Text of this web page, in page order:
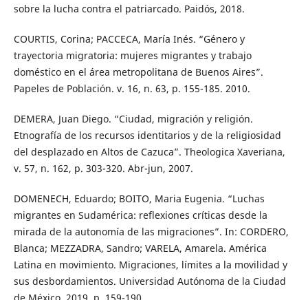
sobre la lucha contra el patriarcado. Paidós, 2018.
COURTIS, Corina; PACCECA, María Inés. “Género y
trayectoria migratoria: mujeres migrantes y trabajo
doméstico en el área metropolitana de Buenos Aires”.
Papeles de Población. v. 16, n. 63, p. 155-185. 2010.
DEMERA, Juan Diego. “Ciudad, migración y religión.
Etnografía de los recursos identitarios y de la religiosidad
del desplazado en Altos de Cazuca”. Theologica Xaveriana,
v. 57, n. 162, p. 303-320. Abr-jun, 2007.
DOMENECH, Eduardo; BOITO, Maria Eugenia. “Luchas
migrantes en Sudamérica: reflexiones críticas desde la
mirada de la autonomía de las migraciones”. In: CORDERO,
Blanca; MEZZADRA, Sandro; VARELA, Amarela. América
Latina en movimiento. Migraciones, límites a la movilidad y
sus desbordamientos. Universidad Autónoma de la Ciudad